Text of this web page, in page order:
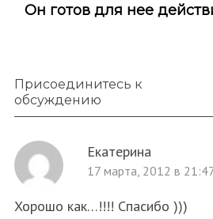
Он готов для нее
Присоединитесь к
обсуждению
Екатерина
17 марта, 2012 в
Хорошо как…!!!! Спасибо )))